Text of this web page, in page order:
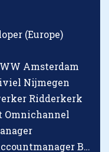
(Europe)
Amsterdam
Nijmegen
Ridderkerk
Omnichannel
Checkpoint Systems Key Accountmanager Benelux